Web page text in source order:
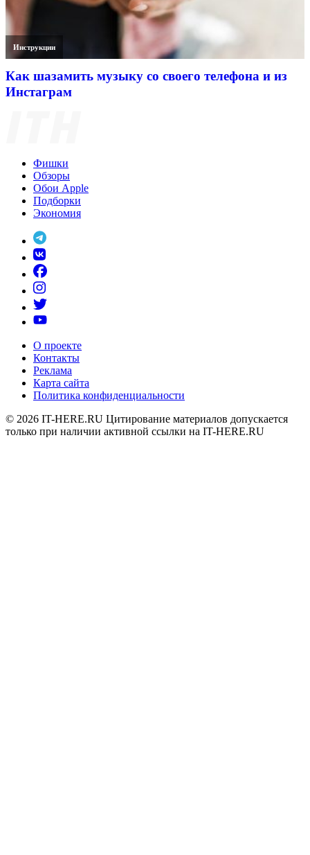
Инструкции
Как шазамить музыку со своего телефона и из
Инстаграм
Фишки
Обзоры
Обои Apple
Подборки
Экономия
О проекте
Контакты
Реклама
Карта сайта
Политика конфиденциальности
© 2026 IT-HERE.RU Цитирование материалов допускается
только при наличии активной ссылки на IT-HERE.RU